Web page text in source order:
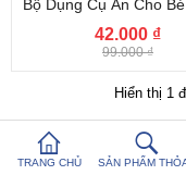
TRANG CHỦ SẢN PHẨM
42.000 ₫
99.000 ₫
Hiển thị 1